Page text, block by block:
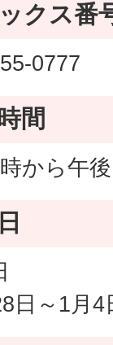
クス番
0777
間
から午
日～1月4